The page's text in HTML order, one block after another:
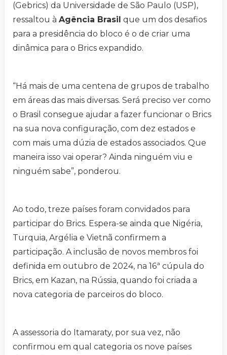
(Gebrics) da Universidade de São Paulo (USP),
ressaltou à Agência Brasil que um dos desafios
para a presidência do bloco é o de criar uma
dinâmica para o Brics expandido.
“Há mais de uma centena de grupos de trabalho
em áreas das mais diversas. Será preciso ver como
o Brasil consegue ajudar a fazer funcionar o Brics
na sua nova configuração, com dez estados e
com mais uma dúzia de estados associados. Que
maneira isso vai operar? Ainda ninguém viu e
ninguém sabe”, ponderou.
Ao todo, treze países foram convidados para
participar do Brics. Espera-se ainda que Nigéria,
Turquia, Argélia e Vietnã confirmem a
participação. A inclusão de novos membros foi
definida em outubro de 2024, na 16ª cúpula do
Brics, em Kazan, na Rússia, quando foi criada a
nova categoria de parceiros do bloco.
A assessoria do Itamaraty, por sua vez, não
confirmou em qual categoria os nove países